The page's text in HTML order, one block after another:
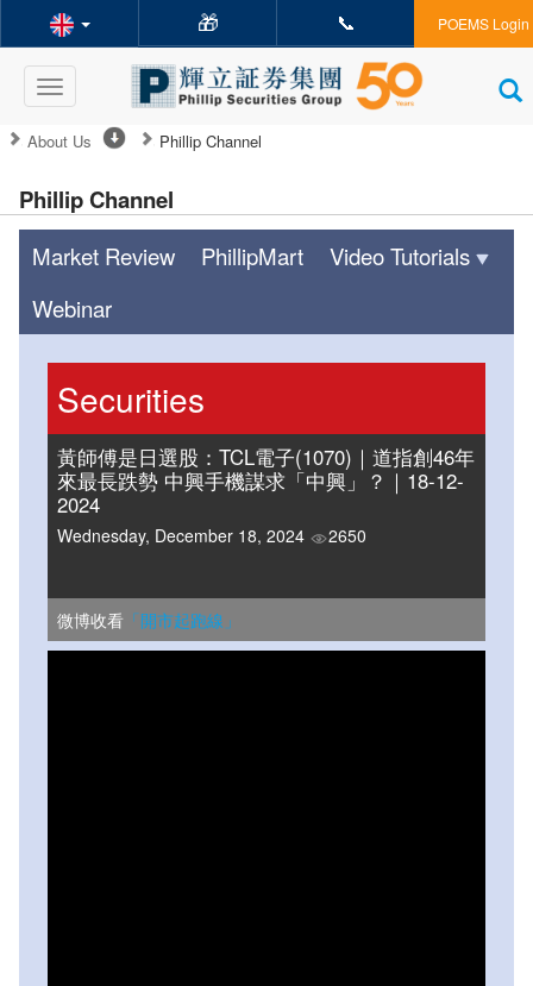
🎁 📞 POEMS Login
Toggle
navigation
About Us Phillip Channel
Phillip Channel
Market Review PhillipMart
Video Tutorials
Webinar
Securities
黃師傅是日選股：TCL電子(1070)｜道指創46年
來最長跌勢 中興手機謀求「中興」？｜18-12-
2024
Wednesday, December 18, 2024 2650
微博收看 「開市起跑線」